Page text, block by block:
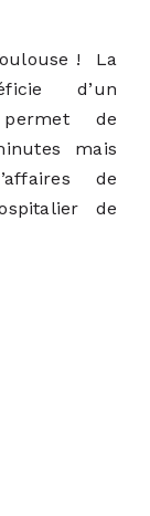
! La
d’un
de
mais
de
de